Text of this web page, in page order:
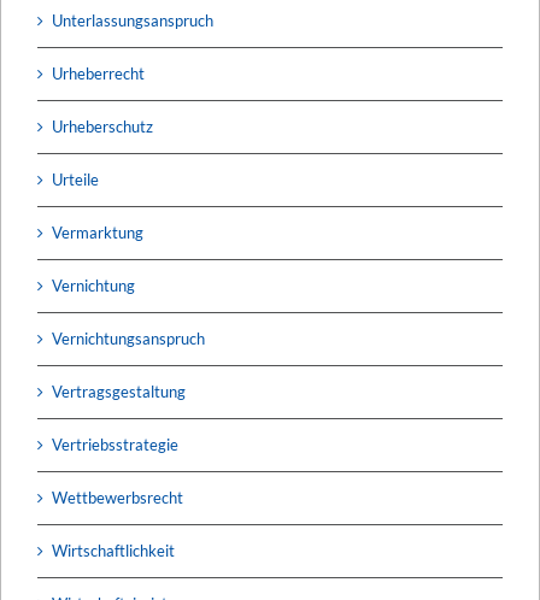
Unterlassungsanspruch
Urheberrecht
Urheberschutz
Urteile
Vermarktung
Vernichtung
Vernichtungsanspruch
Vertragsgestaltung
Vertriebsstrategie
Wettbewerbsrecht
Wirtschaftlichkeit